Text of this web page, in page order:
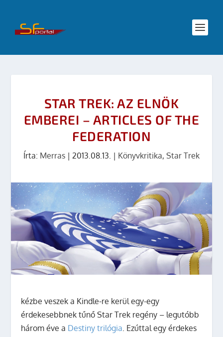
STAR TREK: AZ ELNÖK
EMBEREI – ARTICLES OF THE
FEDERATION
Írta: Merras | 2013.08.13. | Könyvkritika, Star Trek
kézbe veszek a Kindle-re kerül egy-egy
érdekesebbnek tűnő Star Trek regény – legutóbb
három éve a Destiny trilógia . Ezúttal egy érdekes